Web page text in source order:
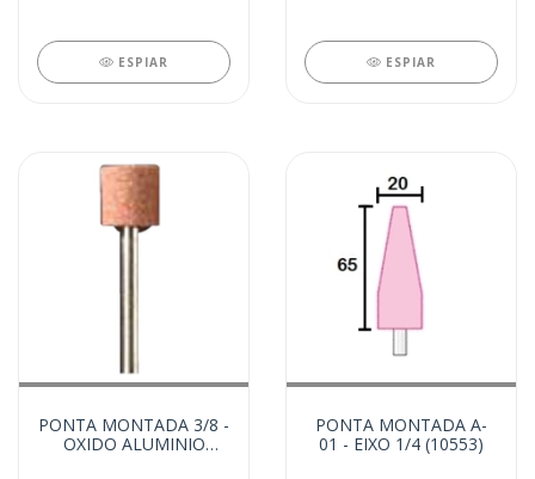
ESPIAR ESPIAR
PONTA MONTADA 3/8 -
OXIDO ALUMINIO
PONTA MONTADA A-
01 - EIXO 1/4 (10553)